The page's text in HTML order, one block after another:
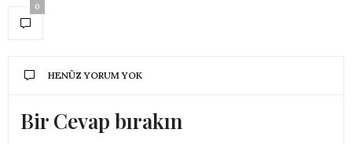
0
HENÜZ YORUM YOK
Bir Cevap bırakın